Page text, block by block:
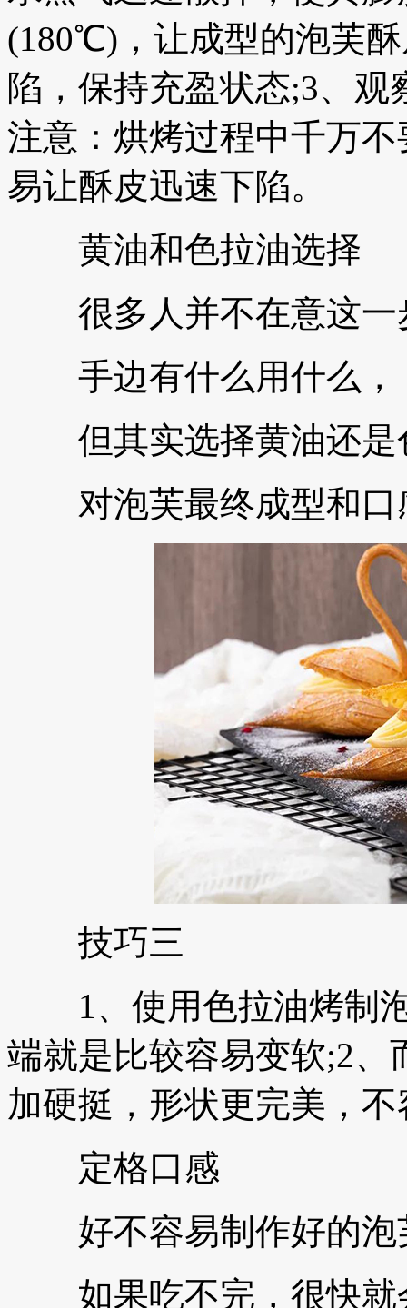
(180℃)，让成型的泡芙
陷，保持充盈状态;3、
注意：烘烤过程中千万
易让酥皮迅速下陷。
黄油和色拉油选择
很多人并不在意这一
手边有什么用什么，
但其实选择黄油还是
对泡芙最终成型和口
技巧三
1、使用色拉油烤制泡
端就是比较容易变软;2、
加硬挺，形状更完美，
定格口感
好不容易制作好的泡
如果吃不完，很快就